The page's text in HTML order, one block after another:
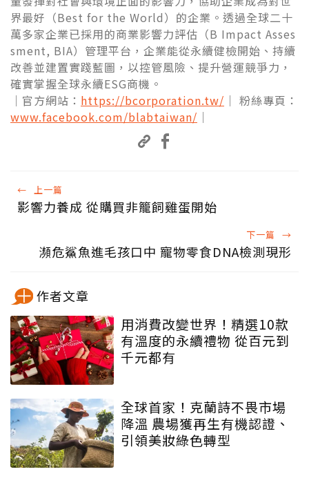
界最好（Best for the World）的企業。透過全球二十
萬多家企業已採用的商業影響力評估（B Impact Asses
sment, BIA）管理平台，企業能從永續健檢開始、持續
改善並建置實踐藍圖，以控管風險、提升營運競爭力，
確實掌握全球永續ESG商機。
｜官方網站： https://bcorporation.tw/ ｜ 粉絲專頁：
www.facebook.com/blabtaiwan/ ｜
← 上一篇
影響力養成 從購買非籠飼雞蛋開始
下一篇 →
瀕危鯊魚進毛孩口中 寵物零食DNA檢測現形
作者文章
用消費改變世界！精選10款
有溫度的永續禮物 從百元到
千元都有
全球首家！克蘭詩不畏市場
降溫 農場獲再生有機認證、
引領美妝綠色轉型